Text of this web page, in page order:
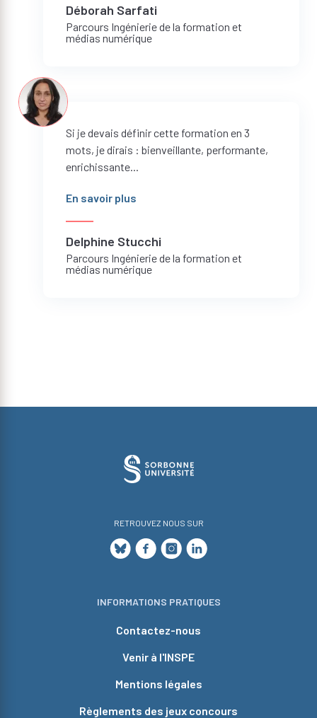
Déborah Sarfati
Parcours Ingénierie de la formation et
médias numérique
Si je devais définir cette formation en 3
mots, je dirais : bienveillante, performante,
enrichissante...
En savoir plus
Delphine Stucchi
Parcours Ingénierie de la formation et
médias numérique
RETROUVEZ NOUS SUR
INFORMATIONS PRATIQUES
Contactez-nous
Venir à l'INSPE
Mentions légales
Règlements des jeux concours